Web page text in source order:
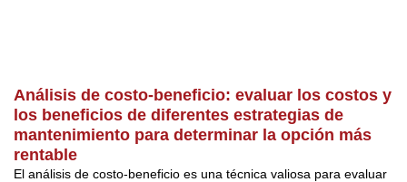
Análisis de costo-beneficio: evaluar los costos y
los beneficios de diferentes estrategias de
mantenimiento para determinar la opción más
rentable
El análisis de costo-beneficio es una técnica valiosa para evaluar